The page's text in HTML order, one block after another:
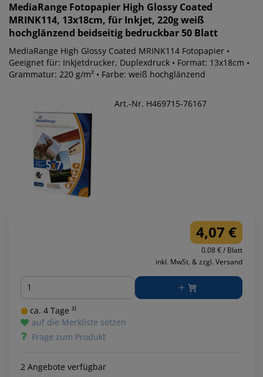
MediaRange Fotopapier High Glossy Coated
MRINK114, 13x18cm, für Inkjet, 220g weiß
hochglänzend beidseitig bedruckbar 50 Blatt
MediaRange High Glossy Coated MRINK114 Fotopapier •
Geeignet für: Inkjetdrucker, Duplexdruck • Format: 13x18cm •
Grammatur: 220 g/m² • Farbe: weiß hochglänzend
Art.-Nr. H469715-76167
4,07 €
0.08 € / Blatt
inkl. MwSt. & zzgl. Versand
Menge
ca. 4 Tage ²⁾
auf die Merkliste setzen
Frage zum Produkt
2 Angebote verfügbar